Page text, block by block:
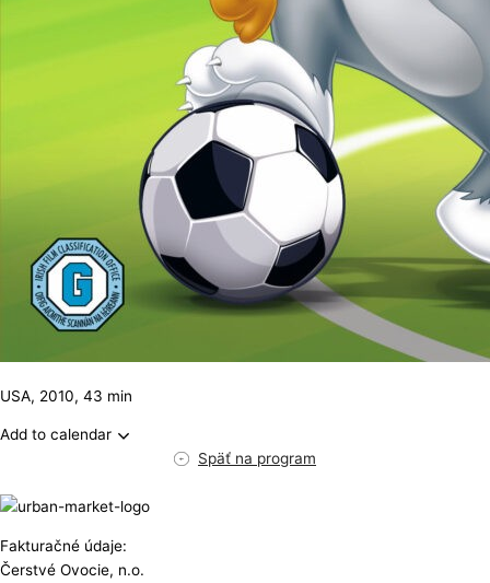
USA, 2010, 43 min
Add to calendar
Späť na program
Fakturačné údaje:
Čerstvé Ovocie, n.o.